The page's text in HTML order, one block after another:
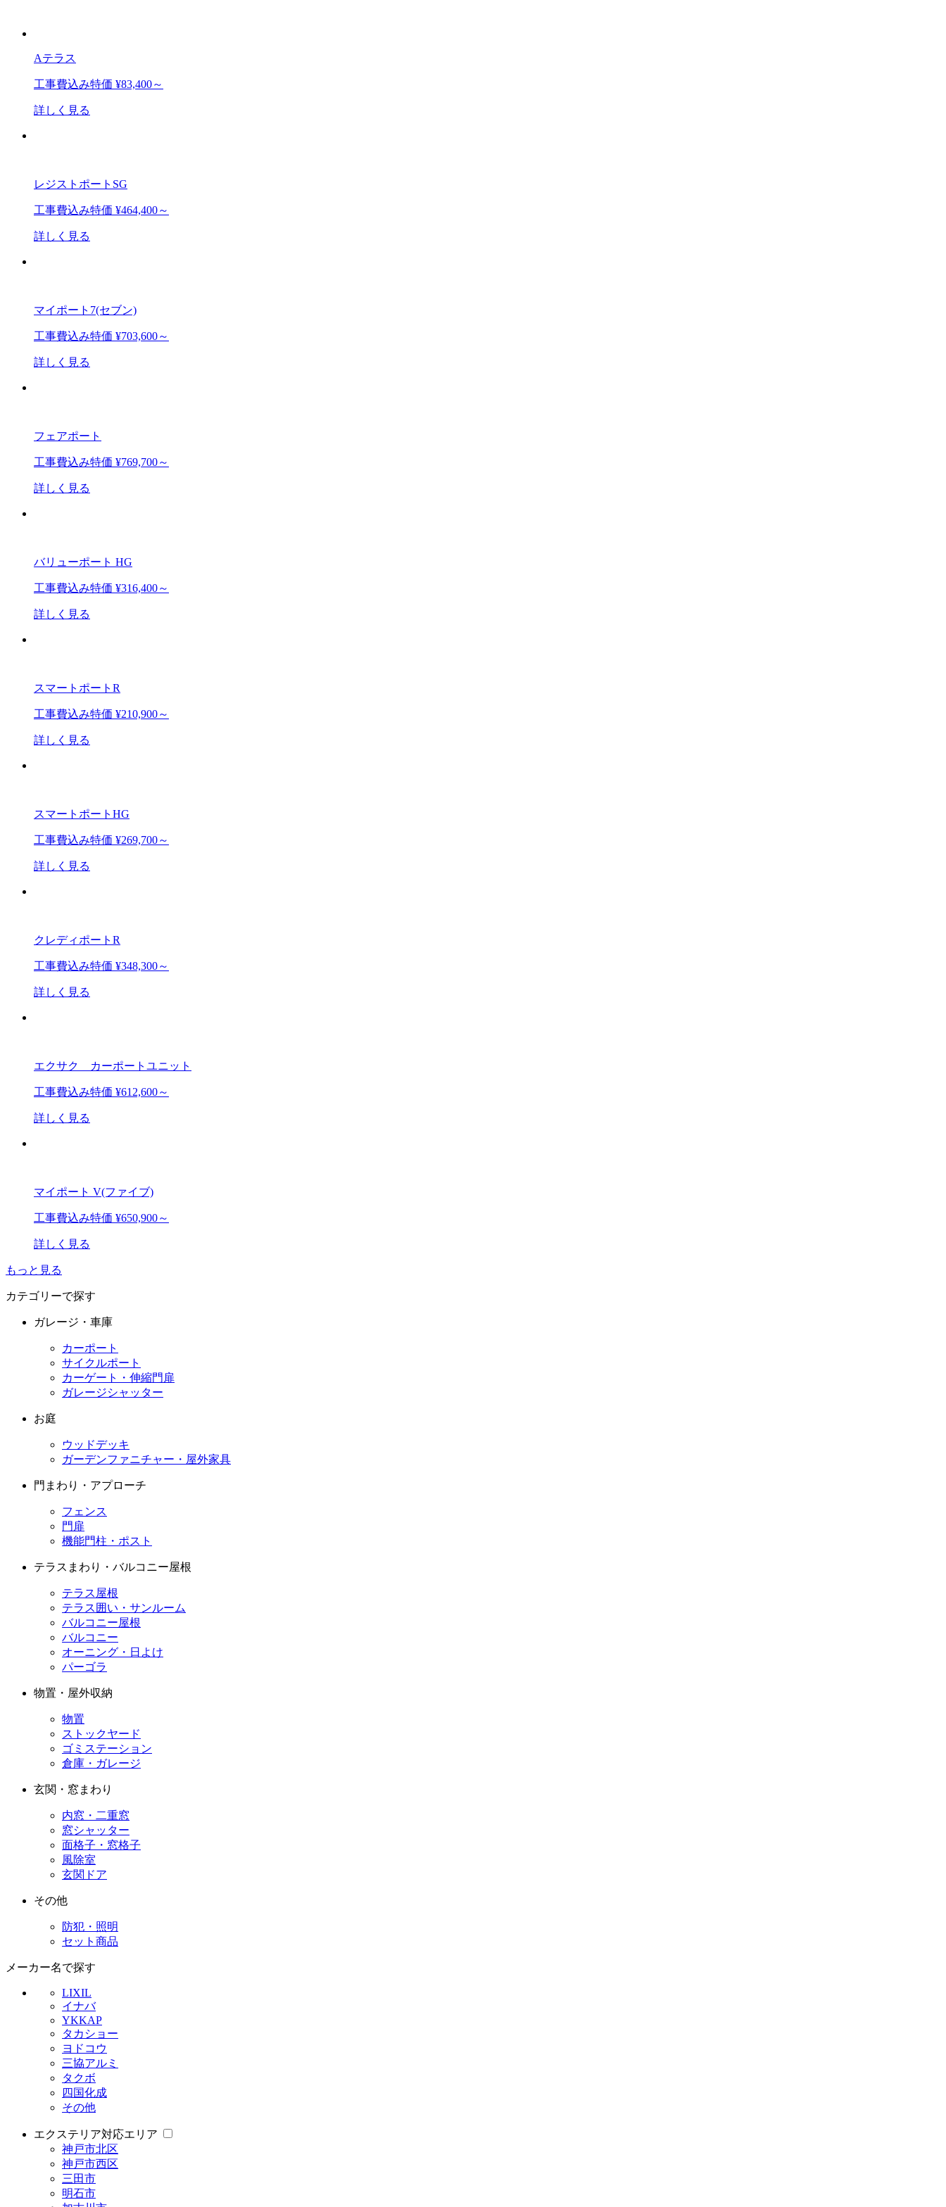
Aテラス
工事費込み特価 ¥83,400～
詳しく見る
レジストポートSG
工事費込み特価 ¥464,400～
詳しく見る
マイポート7(セブン)
工事費込み特価 ¥703,600～
詳しく見る
フェアポート
工事費込み特価 ¥769,700～
詳しく見る
バリューポート HG
工事費込み特価 ¥316,400～
詳しく見る
スマートポートR
工事費込み特価 ¥210,900～
詳しく見る
スマートポートHG
工事費込み特価 ¥269,700～
詳しく見る
クレディポートR
工事費込み特価 ¥348,300～
詳しく見る
エクサク カーポートユニット
工事費込み特価 ¥612,600～
詳しく見る
マイポート V(ファイブ)
工事費込み特価 ¥650,900～
詳しく見る
もっと見る
カテゴリーで探す
ガレージ・車庫
カーポート
サイクルポート
カーゲート・伸縮門扉
ガレージシャッター
お庭
ウッドデッキ
ガーデンファニチャー・屋外家具
門まわり・アプローチ
フェンス
門扉
機能門柱・ポスト
テラスまわり・バルコニー屋根
テラス屋根
テラス囲い・サンルーム
バルコニー屋根
バルコニー
オーニング・日よけ
パーゴラ
物置・屋外収納
物置
ストックヤード
ゴミステーション
倉庫・ガレージ
玄関・窓まわり
内窓・二重窓
窓シャッター
面格子・窓格子
風除室
玄関ドア
その他
防犯・照明
セット商品
メーカー名で探す
LIXIL
イナバ
YKKAP
タカショー
ヨドコウ
三協アルミ
タクボ
四国化成
その他
エクステリア対応エリア
神戸市北区
神戸市西区
三田市
明石市